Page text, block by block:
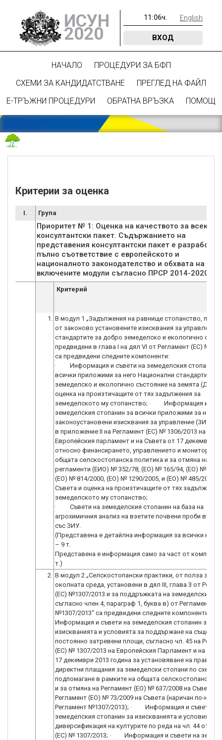
ИСУН
2020
11 :06ч. English
ВХОД
НАЧАЛО
ПРОЦЕДУРИ ЗА БФП
СХЕМИ ЗА КАНДИДАТСТВАНЕ
ПРЕГЛЕД НА ФАЙЛ
Е-ТРЪЖНИ ПРОЦЕДУРИ
ОБРАТНА ВРЪЗКА ПОМОЩ
Критерии за оценка
I. Група
Приоритет № 1: Оценка на качеството за всеки
консултантски пакет. Съдържанието на
представения консултантски пакет е
пълно съответствие с европейското и
националното законодателство и обхвата на
включените модули съгласно ПРСР 2014-2020 г.
Критерий
1. В модул 1 „Задължения на равнище стопанство,
от законово установените изисквания за управление
стандартите за добро земеделско и екологично
предвидени в глава І на дял VІ от Регламент (ЕС) №
са предвидени следните компоненти:
· Информация и съвети на земеделския стопанин
всички приложими за него Национални стандарти за
земеделско и екологично състояние на земята
оценка на произтичащите от тях задължения за
земеделското му стопанство; · Информация и
земеделския стопанин за всички приложими за него
законоустановени изисквания за управление (ЗИУ)
в приложение II на Регламент (ЕС) № 1306/2013 на
Европейския парламент и на Съвета от 17 декември
относно финансирането, управлението и
общата селскостопанска политика и за отмяна на
регламенти (ЕИО) № 352/78, (EО) № 165/94, (EО) №
(EО) № 814/2000, (EО) № 1290/2005, и (EО) № 485/2008
Съвета и оценка на произтичащите от тях задължения
земеделското му стопанство;
· Съвети на земеделския стопанин на база на
агрохимичния анализ на взетите почвени проби във
със ЗИУ.
(Представена е детайлна информация за всички
– 9 т.
Представена е информация само за част от
т.)
2. В модул 2 „Селскостопански практики, от полза за
околната среда, установени в дял ІІІ, глава 3 от
(ЕС) №1307/2013 и за поддръжката на земеделските
съгласно член 4, параграф 1, буква в) от Регламент
№1307/2013“ са предвидени следните компоненти:
Информация и съвети на земеделския стопанин за
изискванията и условията за поддържане на
постоянно затревени площи, съгласно чл. 45 на
(ЕС) № 1307/2013 на Европейския Парламент и на
17 декември 2013 година за установяване на правила
директни плащания за земеделски стопани по схеми
подпомагане в рамките на общата селскостопанска
и за отмяна на Регламент (ЕО) № 637/2008 на Съвета и
Регламент (ЕО) № 73/2009 на Съвета (наричан по-
Регламент №1307/2013); · Информация и съвети на
земеделския стопанин за изискванията и условията
диверсификация на културите по реда на чл. 44 от
(ЕС) № 1307/2013; · Информация и съвети на